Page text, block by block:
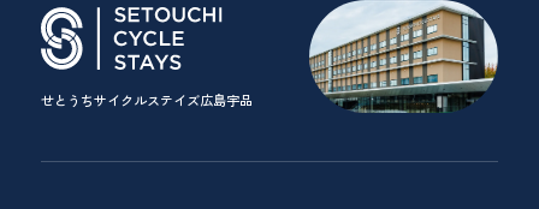
せとうちサイクルステイズ広島宇品